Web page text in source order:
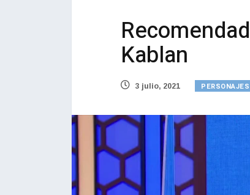
Kablan
3 julio, 2021 PERSONAJES